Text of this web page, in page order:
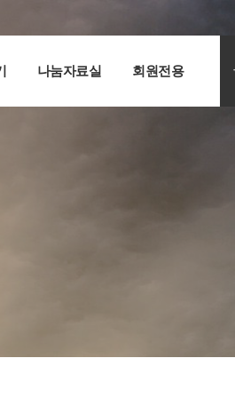
나눔자료실 회원전용